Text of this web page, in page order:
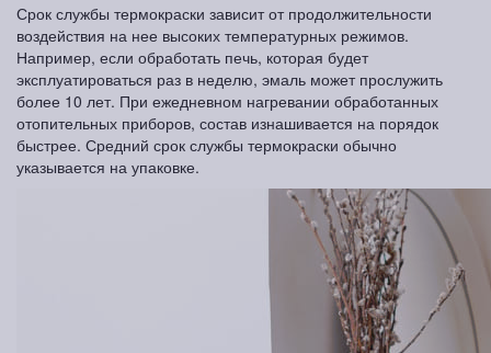
Срок службы термокраски зависит от продолжительности
воздействия на нее высоких температурных режимов.
Например, если обработать печь, которая будет
эксплуатироваться раз в неделю, эмаль может прослужить
более 10 лет. При ежедневном нагревании обработанных
отопительных приборов, состав изнашивается на порядок
быстрее. Средний срок службы термокраски обычно
указывается на упаковке.